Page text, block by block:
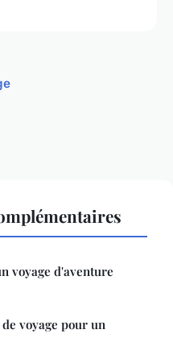
voyage d'aventure
voyage pour un